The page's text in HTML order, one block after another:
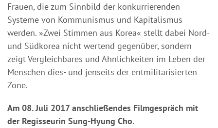
Frauen, die zum Sinnbild der konkurrierenden
Systeme von Kommunismus und Kapitalismus
werden. »Zwei Stimmen aus Korea« stellt dabei Nord-
und Südkorea nicht wertend gegenüber, sondern
zeigt Vergleichbares und Ähnlichkeiten im Leben der
Menschen dies- und jenseits der entmilitarisierten
Zone.
Am 08. Juli 2017 anschließendes Filmgespräch mit
der Regisseurin Sung-Hyung Cho.